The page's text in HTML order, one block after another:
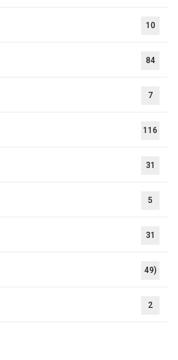
10
84
7
116
31
5
31
49)
2